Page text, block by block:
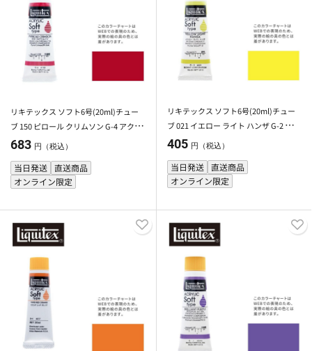
リキテックス ソフト6号(20ml)チュー
ブ 150 ピロール クリムソン G-4 アクリ
ル絵具 Liquitex
683 円（税込）
当日発送 直送商品
オンライン限定
リキテックス ソフト6号(20ml)チュー
ブ 021 イエロー ライト ハンザ G-2 アク
リル絵具 Liquitex
405 円（税込）
当日発送
直送商品
オンライン限定